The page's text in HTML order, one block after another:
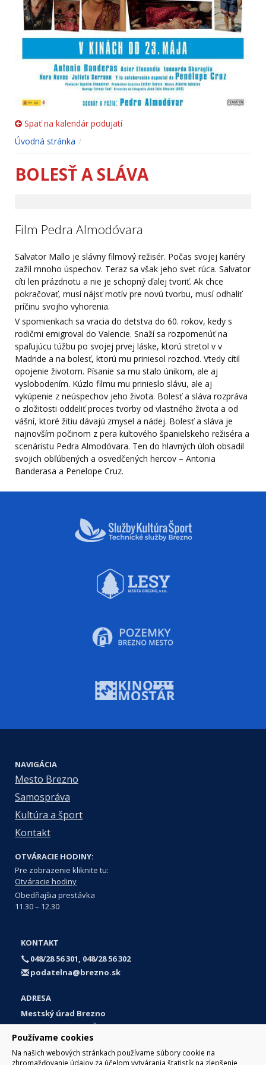
Používame cookies
Na našich webových stránkach používame súbory cookie na
zhromažďovanie údajov za účelom vytvárania štatistík na zlepšenie
Späť na kalendár podujatí
Úvodná stránka
BOLESŤ A SLÁVA
Film Pedra Almodóvara
Salvator Mallo je slávny filmový režisér. Počas svojej kariéry
zažil mnoho úspechov. Teraz sa však jeho svet rúca. Salvator
cíti len prázdnotu a nie je schopný ďalej tvoriť. Ak chce
pokračovať, musí nájsť motív pre novú tvorbu, musí odhaliť
príčinu svojho vyhorenia.
V spomienkach sa vracia do detstva do 60. rokov, kedy s
rodičmi emigroval do Valencie. Snaží sa rozpomenúť na
spaľujúcu túžbu po svojej prvej láske, ktorú stretol v v
Madride a na bolesť, ktorú mu priniesol rozchod. Vtedy cítil
opojenie životom. Písanie sa mu stalo únikom, ale aj
vyslobodením. Kúzlo filmu mu prinieslo slávu, ale aj
vykúpenie z neúspechov jeho života. Bolesť a sláva rozpráva
o zložitosti oddeliť proces tvorby od vlastného života a od
vášní, ktoré žitiu dávajú zmysel a nádej. Bolesť a sláva je
najnovším počinom z pera kultového španielskeho režiséra a
scenáristu Pedra Almodóvara. Ten do hlavných úloh obsadil
svojich obľúbených a osvedčených hercov – Antonia
Banderasa a Penelope Cruz.
NAVIGÁCIA
Mesto Brezno
Samospráva
Kultúra a šport
Kontakt
OTVÁRACIE HODINY:
Pre zobrazenie kliknite tu:
Otváracie hodiny
Obedňajšia prestávka
11.30 – 12.30
KONTAKT
048/28 56 301, 048/28 56 302
podatelna@brezno.sk
ADRESA
Mestský úrad Brezno
Námestie gen. M. R. Štefánika 1
977 01 Brezno
Slovakia (Slovak Republic)